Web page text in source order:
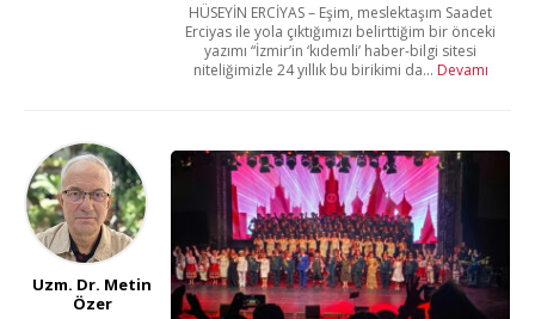
HÜSEYİN ERCİYAS – Eşim, meslektaşım Saadet
Erciyas ile yola çıktığımızı belirttiğim bir önceki
yazımı “İzmir’in ‘kıdemli’ haber-bilgi sitesi
niteliğimizle 24 yıllık bu birikimi da... Devamı
Uzm. Dr. Metin
Özer